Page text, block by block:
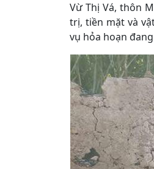
Vừ Thị Vá, thôn
trị, tiền mặt và
vụ hỏa hoạn